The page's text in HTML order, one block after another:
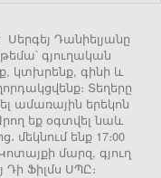
Սերգեյ Դանիելյանը
գյուղական
կտխրենք, գինի և
Տեղերը
ամառային երեկոն
եք օգտվել նաև
մեկնում ենք 17։00
մարզ, գյուղ
Ֆիլմս ՍՊԸ։